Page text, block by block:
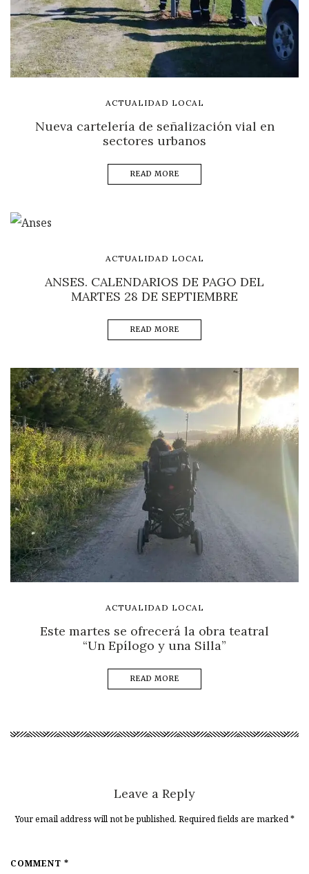
ACTUALIDAD LOCAL
Nueva cartelería de señalización vial en
sectores urbanos
READ MORE
ACTUALIDAD LOCAL
ANSES. CALENDARIOS DE PAGO DEL
MARTES 28 DE SEPTIEMBRE
READ MORE
ACTUALIDAD LOCAL
Este martes se ofrecerá la obra teatral
“Un Epílogo y una Silla”
READ MORE
Leave a Reply
Your email address will not be published. Required fields are marked*
COMMENT *